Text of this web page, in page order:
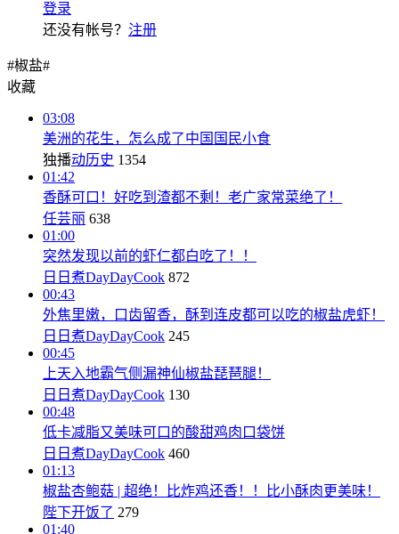
登录
还没有帐号？ 注册
#椒盐#
收藏
03:08
美洲的花生，怎么成了中国国民小食
独播动历史 1354
01:42
香酥可口！好吃到渣都不剩！老广家常菜绝了！
任芸丽 638
01:00
突然发现以前的虾仁都白吃了！！
日日煮DayDayCook 872
00:43
外焦里嫩，口齿留香，酥到连皮都可以吃的椒盐虎虾！
日日煮DayDayCook 245
00:45
上天入地霸气侧漏神仙椒盐琵琶腿！
日日煮DayDayCook 130
00:48
低卡减脂又美味可口的酸甜鸡肉口袋饼
日日煮DayDayCook 460
01:13
椒盐杏鲍菇 | 超绝！比炸鸡还香！！比小酥肉更美味！
陛下开饭了 279
01:40